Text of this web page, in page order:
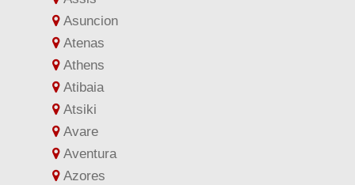
Asuncion
Atenas
Athens
Atibaia
Atsiki
Avare
Aventura
Azores